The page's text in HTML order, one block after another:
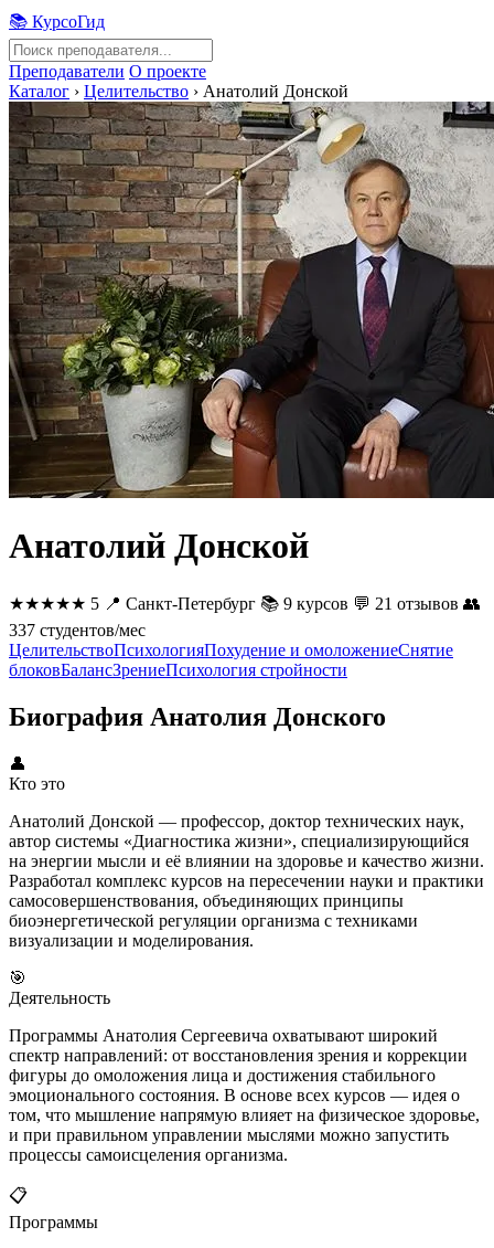
📚 КурсоГид
Преподаватели О проекте
Каталог › Целительство › Анатолий Донской
Анатолий Донской
★★★★★ 5 📍 Санкт-Петербург 📚 9 курсов 💬 21 отзывов 👥
337 студентов/мес
ЦелительствоПсихологияПохудение и омоложениеСнятие
блоковБалансЗрениеПсихология стройности
Биография Анатолия Донского
👤
Кто это
Анатолий Донской — профессор, доктор технических наук,
автор системы «Диагностика жизни», специализирующийся
на энергии мысли и её влиянии на здоровье и качество жизни.
Разработал комплекс курсов на пересечении науки и практики
самосовершенствования, объединяющих принципы
биоэнергетической регуляции организма с техниками
визуализации и моделирования.
🎯
Деятельность
Программы Анатолия Сергеевича охватывают широкий
спектр направлений: от восстановления зрения и коррекции
фигуры до омоложения лица и достижения стабильного
эмоционального состояния. В основе всех курсов — идея о
том, что мышление напрямую влияет на физическое здоровье,
и при правильном управлении мыслями можно запустить
процессы самоисцеления организма.
📋
Программы